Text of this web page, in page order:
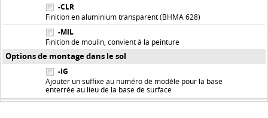
-CLR
Finition en aluminium transparent (BHMA 628)
-MIL
Finition de moulin, convient à la peinture
Options de montage dans le sol
-IG
Ajouter un suffixe au numéro de modèle pour la base
enterrée au lieu de la base de surface